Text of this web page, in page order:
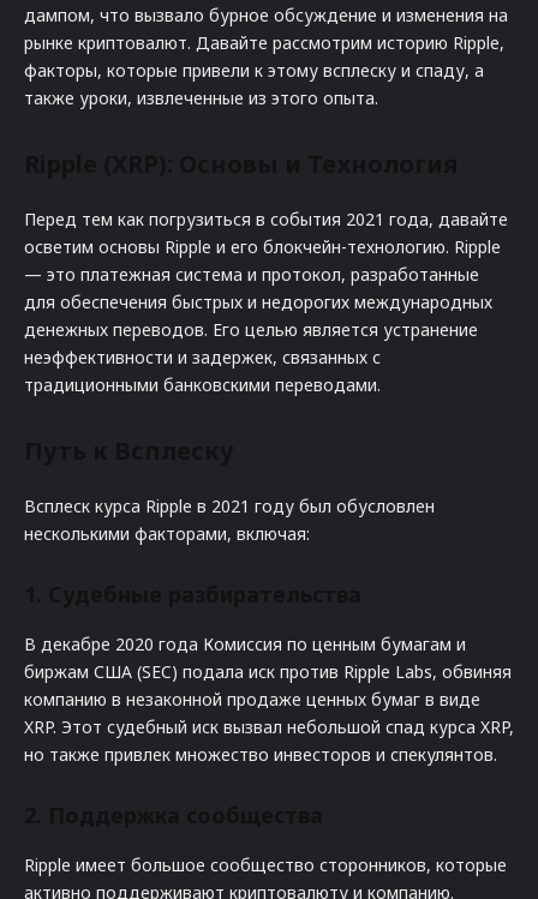
дампом, что вызвало бурное обсуждение и изменения на
рынке криптовалют. Давайте рассмотрим историю Ripple,
факторы, которые привели к этому всплеску и спаду, а
также уроки, извлеченные из этого опыта.
Перед тем как погрузиться в события 2021 года, давайте
осветим основы Ripple и его блокчейн-технологию. Ripple
— это платежная система и протокол, разработанные
для обеспечения быстрых и недорогих международных
денежных переводов. Его целью является устранение
неэффективности и задержек, связанных с
традиционными банковскими переводами.
Всплеск курса Ripple в 2021 году был обусловлен
несколькими факторами, включая:
В декабре 2020 года Комиссия по ценным бумагам и
биржам США (SEC) подала иск против Ripple Labs, обвиняя
компанию в незаконной продаже ценных бумаг в виде
XRP. Этот судебный иск вызвал небольшой спад курса XRP,
но также привлек множество инвесторов и спекулянтов.
Ripple имеет большое сообщество сторонников, которые
активно поддерживают криптовалюту и компанию.